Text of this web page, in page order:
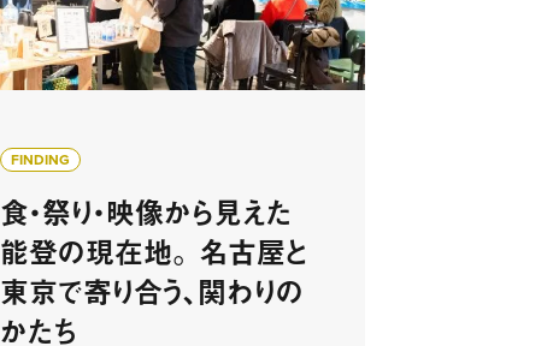
FINDING
食・祭り・映像から見えた
能登の現在地。 名古屋と
東京で寄り合う、関わりの
かたち